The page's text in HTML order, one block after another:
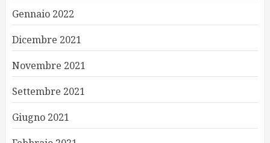
Gennaio 2022
Dicembre 2021
Novembre 2021
Settembre 2021
Giugno 2021